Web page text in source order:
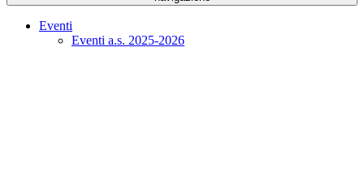
Eventi
Eventi a.s. 2025-2026